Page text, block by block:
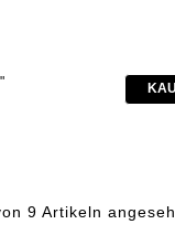
9 Artikeln